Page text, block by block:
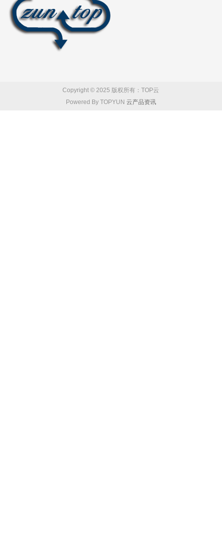
Copyright © 2025 版权所有：TOP云
Powered By TOPYUN 云产品资讯